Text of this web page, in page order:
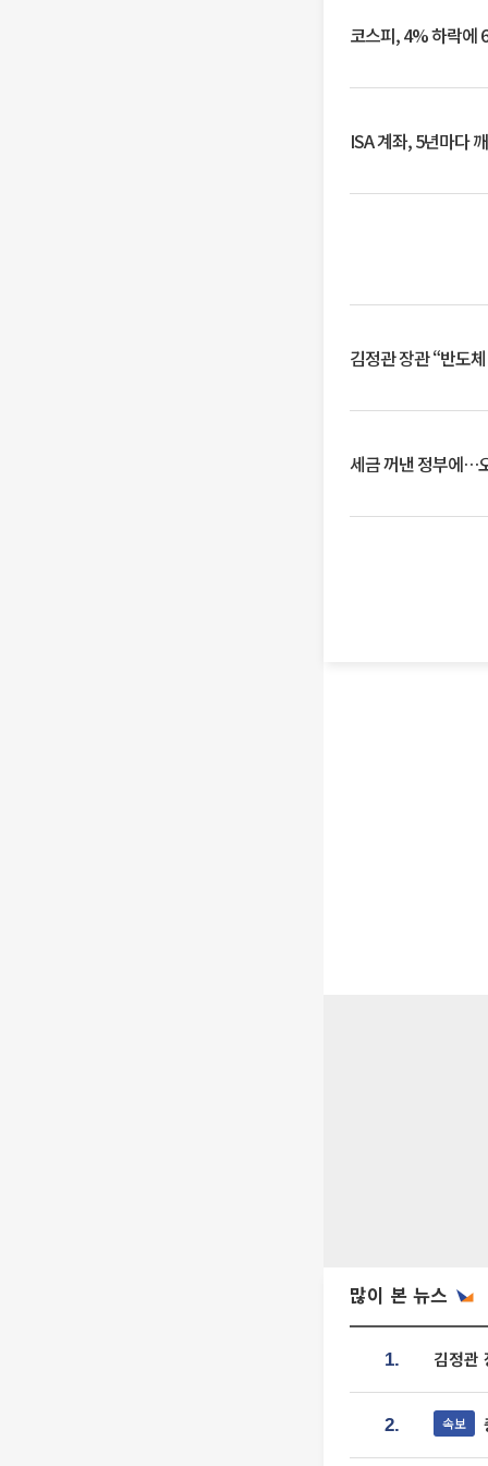
코스피, 4% 하락에
ISA 계좌, 5년마다
김정관 장관 “반도
세금 꺼낸 정부에…
많이 본 뉴스
1. 김정관
2. 속보